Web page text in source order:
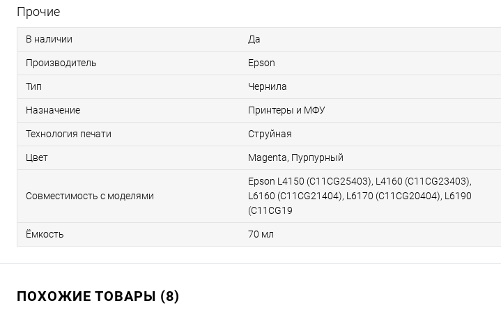
Прочие
В наличии Да
Производитель Epson
Тип Чернила
Назначение Принтеры и МФУ
Технология печати Струйная
Цвет Magenta, Пурпурный
Совместимость с моделями
Epson L4150 (C11CG25403), L4160 (C11CG23403),
L6160 (C11CG21404), L6170 (C11CG20404), L6190
(C11CG19
Ёмкость 70 мл
ПОХОЖИЕ ТОВАРЫ (8)